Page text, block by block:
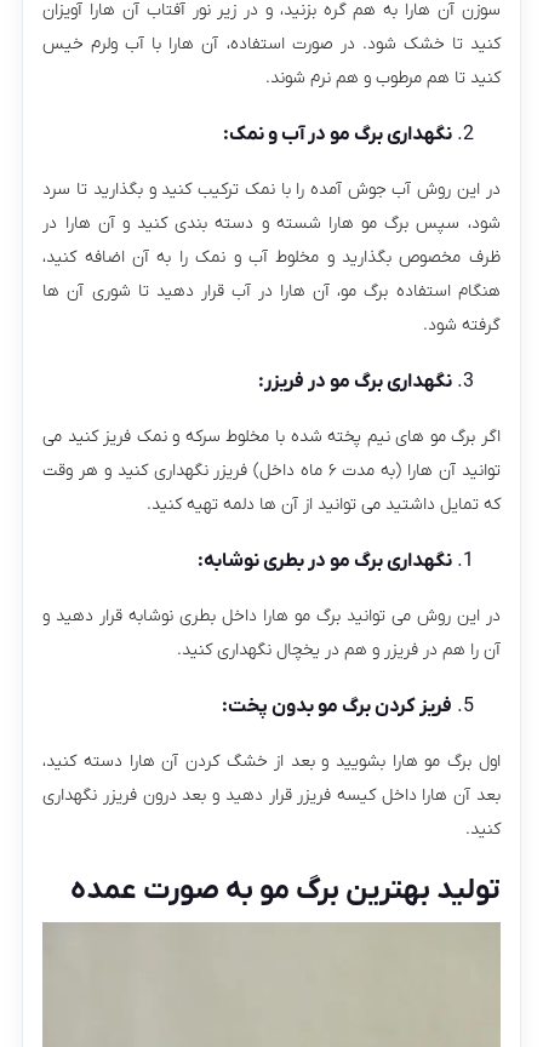
سوزن آن هارا به هم گره بزنید، و در زیر نور آفتاب آن هارا آویزان
کنید تا خشک شود. در صورت استفاده، آن هارا با آب ولرم خیس
کنید تا هم مرطوب و هم نرم شوند.
نگهداری برگ مو در آب و نمک:
در این روش آب جوش آمده را با نمک ترکیب کنید و بگذارید تا سرد
شود، سپس برگ مو هارا شسته و دسته بندی کنید و آن هارا در
ظرف مخصوص بگذارید و مخلوط آب و نمک را به آن اضافه کنید،
هنگام استفاده برگ مو، آن هارا در آب قرار دهید تا شوری آن ها
گرفته شود.
نگهداری برگ مو در فریزر:
اگر برگ مو های نیم پخته شده با مخلوط سرکه و نمک فریز کنید می
توانید آن هارا (به مدت ۶ ماه داخل) فریزر نگهداری کنید و هر وقت
که تمایل داشتید می توانید از آن ها دلمه تهیه کنید.
نگهداری برگ مو در بطری نوشابه:
در این روش می توانید برگ مو هارا داخل بطری نوشابه قرار دهید و
آن را هم در فریزر و هم در یخچال نگهداری کنید.
فریز کردن برگ مو بدون پخت:
اول برگ مو هارا بشویید و بعد از خشگ کردن آن هارا دسته کنید،
بعد آن هارا داخل کیسه فریزر قرار دهید و بعد درون فریزر نگهداری
کنید.
تولید بهترین برگ مو به صورت عمده